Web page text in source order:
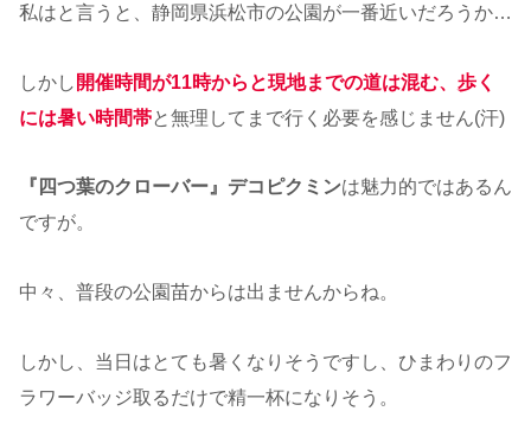
私はと言うと、静岡県浜松市の公園が一番近いだろうか…
しかし 開催時間が11時からと現地までの道は混む、歩く
には暑い時間帯と無理してまで行く必要を感じません(汗)
『四つ葉のクローバー』デコピクミンは魅力的ではあるん
ですが。
中々、普段の公園苗からは出ませんからね。
しかし、当日はとても暑くなりそうですし、ひまわりのフ
ラワーバッジ取るだけで精一杯になりそう。